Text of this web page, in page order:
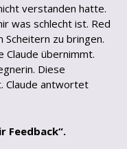
verstanden hatte.
was schlecht ist. Red
Scheitern zu bringen.
Claude übernimmt.
Diese
Claude antwortet
Feedback“.